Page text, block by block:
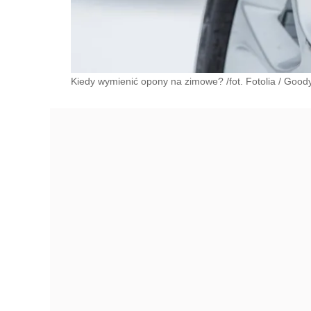
Kiedy wymienić opony na zimowe? /fot. Fotolia /